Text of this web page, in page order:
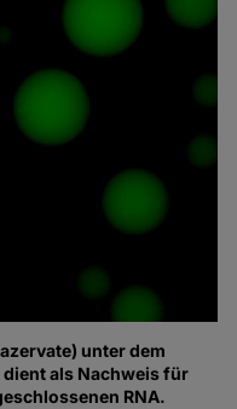
unter dem
als Nachweis für
RNA.